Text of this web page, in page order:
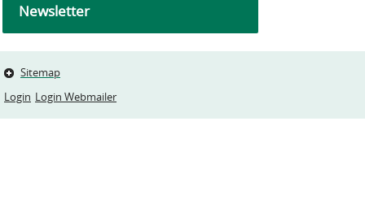
Newsletter
Sitemap
Login Login Webmailer